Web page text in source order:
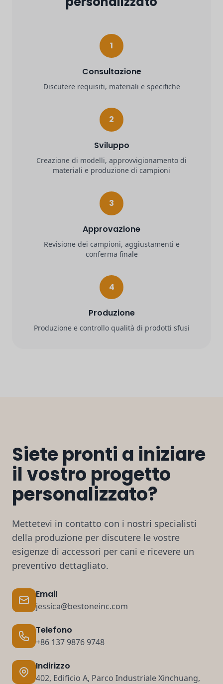
1
Consultazione
Discutere requisiti, materiali e specifiche
2
Sviluppo
Creazione di modelli, approvvigionamento di
materiali e produzione di campioni
3
Approvazione
Revisione dei campioni, aggiustamenti e
conferma finale
4
Produzione
Produzione e controllo qualità di prodotti sfusi
Siete pronti a iniziare
il vostro progetto
personalizzato?
Mettetevi in contatto con i nostri specialisti
della produzione per discutere le vostre
esigenze di accessori per cani e ricevere un
preventivo dettagliato.
Email
jessica@bestoneinc.com
Telefono
+86 137 9876 9748
Indirizzo
402, Edificio A, Parco Industriale Xinchuang,